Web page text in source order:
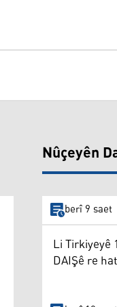
Nûçeyên
berî 9 saet
Li Tirkiyeyê
DAIŞê re